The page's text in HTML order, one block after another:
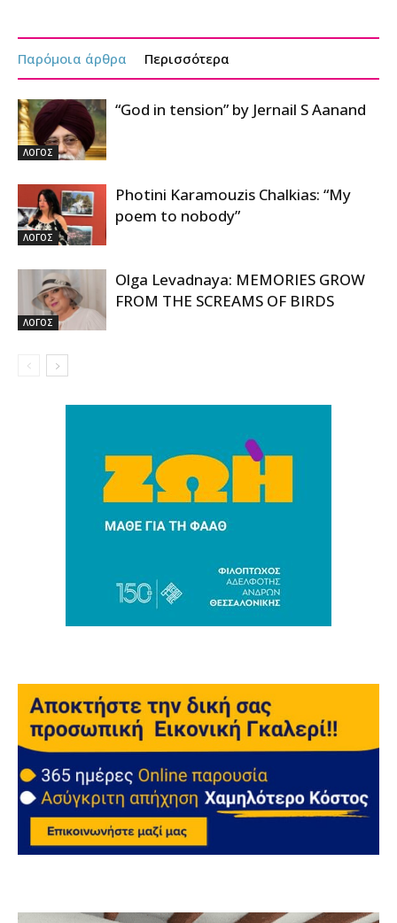
Παρόμοια άρθρα Περισσότερα
ΛΟΓΟΣ
“God in tension” by Jernail S Aanand
ΛΟΓΟΣ
Photini Karamouzis Chalkias: “My
poem to nobody”
ΛΟΓΟΣ
Olga Levadnaya: MEMORIES GROW
FROM THE SCREAMS OF BIRDS